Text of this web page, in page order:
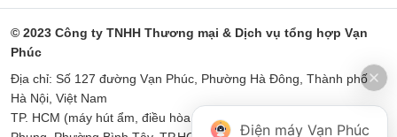
© 2023 Công ty TNHH Thương mại & Dịch vụ tổng hợp Vạn
Phúc
Địa chỉ: Số 127 đường Vạn Phúc, Phường Hà Đông, Thành phố
Hà Nội, Việt Nam
TP. HCM (máy hút ẩm, điều hòa di động): Số 187 Đường Minh
Điện máy Vạn Phúc